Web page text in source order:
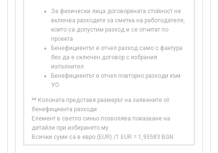
За физически лица договорената стойност не
включва разходите за сметка на работодателя,
които са допустим разход и се отчитат по
проекта
Бенефициентът е отчел разход само с фактура
без да е сключен договор с избрания
изпълнител
Бенефициентът е отчел повторно разходи към
УО
** Колоната представя размерът на заявените от
бенефициента разходи
Елемент в светло синьо позволява показване на
детайли при избирането му
Всички суми са в евро (EUR) /1 EUR = 1,95583 BGN